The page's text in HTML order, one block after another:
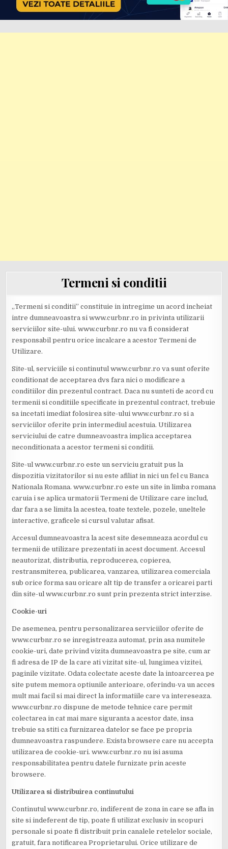
Termeni si conditii
„Termeni si conditii” constituie in intregime un acord incheiat
intre dumneavoastra si www.curbnr.ro in privinta utilizarii
serviciilor site-ului. www.curbnr.ro nu va fi considerat
responsabil pentru orice incalcare a acestor Termeni de
Utilizare.
Site-ul, serviciile si continutul www.curbnr.ro va sunt oferite
conditionat de acceptarea dvs fara nici o modificare a
conditiilor din prezentul contract. Daca nu sunteti de acord cu
termenii si conditiile specificate in prezentul contract, trebuie
sa incetati imediat folosirea site-ului www.curbnr.ro si a
serviciilor oferite prin intermediul acestuia. Utilizarea
serviciului de catre dumneavoastra implica acceptarea
neconditionata a acestor termeni si conditii.
Site-ul www.curbnr.ro este un serviciu gratuit pus la
dispozitia vizitatorilor si nu este afiliat in nici un fel cu Banca
Nationala Romana. www.curbnr.ro este un site in limba romana
caruia i se aplica urmatorii Termeni de Utilizare care includ,
dar fara a se limita la acestea, toate textele, pozele, uneltele
interactive, graficele si cursul valutar afisat.
Accesul dumneavoastra la acest site desemneaza acordul cu
termenii de utilizare prezentati in acest document. Accesul
neautorizat, distributia, reproducerea, copierea,
restransmiterea, publicarea, vanzarea, utilizarea comerciala
sub orice forma sau oricare alt tip de transfer a oricarei parti
din site-ul www.curbnr.ro sunt prin prezenta strict interzise.
Cookie-uri
De asemenea, pentru personalizarea serviciilor oferite de
www.curbnr.ro se inregistreaza automat, prin asa numitele
cookie-uri, date privind vizita dumneavoastra pe site, cum ar
fi adresa de IP de la care ati vizitat site-ul, lungimea vizitei,
paginile vizitate. Odata colectate aceste date la intoarcerea pe
site putem memora optiunile anterioare, oferindu-va un acces
mult mai facil si mai direct la informatiile care va intereseaza.
www.curbnr.ro dispune de metode tehnice care permit
colectarea in cat mai mare siguranta a acestor date, insa
trebuie sa stiti ca furnizarea datelor se face pe propria
dumneavoastra raspundere. Exista browsere care nu accepta
utilizarea de cookie-uri. www.curbnr.ro nu isi asuma
responsabilitatea pentru datele furnizate prin aceste
browsere.
Utilizarea si distribuirea continutului
Continutul www.curbnr.ro, indiferent de zona in care se afla in
site si indeferent de tip, poate fi utilizat exclusiv in scopuri
personale si poate fi distribuit prin canalele retelelor sociale,
gratuit, fara notificarea Proprietarului. Orice utilizare de